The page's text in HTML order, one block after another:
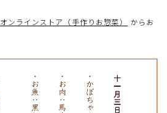
オンラインストア（手作りお惣菜）
からお